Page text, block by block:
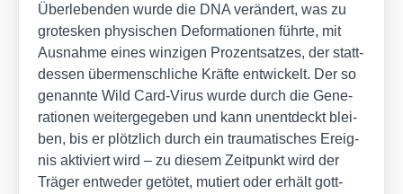
Über­le­ben­den wur­de die DNA ver­än­dert, was zu
gro­tes­ken phy­si­schen Defor­ma­tio­nen führ­te, mit
Aus­nah­me eines win­zi­gen Pro­zent­sat­zes, der statt­
des­sen über­mensch­li­che Kräf­te ent­wi­ckelt. Der so
genann­te Wild Card-Virus wur­de durch die Gene­
ra­tio­nen wei­ter­ge­ge­ben und kann unent­deckt blei­
ben, bis er plötz­lich durch ein trau­ma­ti­sches Ereig­
nis akti­viert wird – zu die­sem Zeit­punkt wird der
Trä­ger ent­we­der getö­tet, mutiert oder erhält gott­